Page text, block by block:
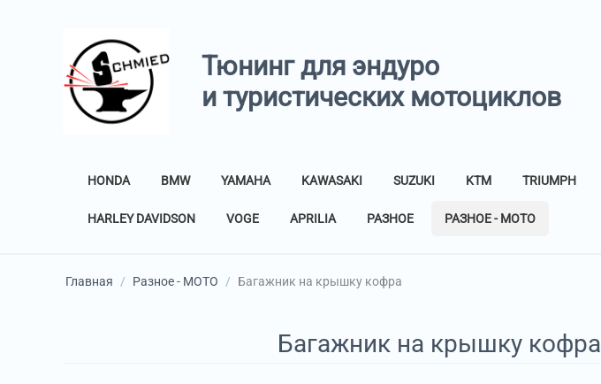
Тюнинг для эндуро
и туристических мотоциклов
HONDA BMW YAMAHA KAWASAKI SUZUKI KTM TRIUMPH
HARLEY DAVIDSON VOGE APRILIA РАЗНОЕ РАЗНОЕ - МОТО
Главная / Разное - МОТО / Багажник на крышку кофра
Багажник на крышку кофра